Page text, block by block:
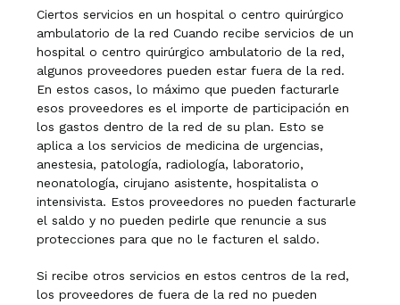
Ciertos servicios en un hospital o centro quirúrgico
ambulatorio de la red Cuando recibe servicios de un
hospital o centro quirúrgico ambulatorio de la red,
algunos proveedores pueden estar fuera de la red.
En estos casos, lo máximo que pueden facturarle
esos proveedores es el importe de participación en
los gastos dentro de la red de su plan. Esto se
aplica a los servicios de medicina de urgencias,
anestesia, patología, radiología, laboratorio,
neonatología, cirujano asistente, hospitalista o
intensivista. Estos proveedores no pueden facturarle
el saldo y no pueden pedirle que renuncie a sus
protecciones para que no le facturen el saldo.
Si recibe otros servicios en estos centros de la red,
los proveedores de fuera de la red no pueden